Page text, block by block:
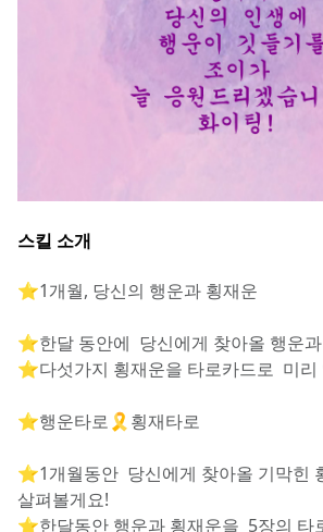
스킬 소개
⭐1개월, 당신의 행운과 횡재운
⭐한달 동안에  당신에게 찾아올 행운
⭐다섯가지 횡재운을 타로카드로  미리
⭐행운타로🎗횡재타로
⭐1개월동안  당신에게 찾아올 기막힌
살펴볼게요!
⭐한달동안 행운과 횡재운을  5장의 타